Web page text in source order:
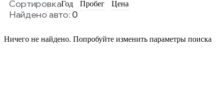
СортировкаГод Пробег Цена
Найдено авто: 0
Ничего не найдено. Попробуйте изменить параметры поиска